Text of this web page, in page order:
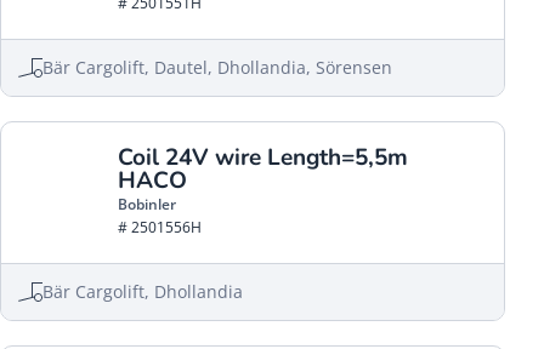
Bär Cargolift, Dautel, Dhollandia, Sörensen
Coil 24V wire Length=5,5m
HACO
Bobinler
# 2501556H
Bär Cargolift, Dhollandia